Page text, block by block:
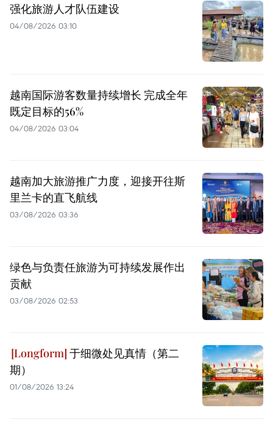
强化旅游人才队伍建设
04/08/2026 03:10
越南国际游客数量持续增长 完成全年
既定目标的56%
04/08/2026 03:04
越南加大旅游推广力度，迎接开往斯
里兰卡的直飞航线
03/08/2026 03:36
绿色与负责任旅游为可持续发展作出
贡献
03/08/2026 02:53
于细微处见真情（第二
期）
01/08/2026 13:24